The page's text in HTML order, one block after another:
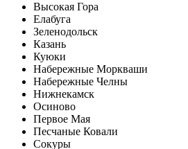
Высокая Гора
Елабуга
Зеленодольск
Казань
Куюки
Набережные Моркваши
Набережные Челны
Нижнекамск
Осиново
Первое Мая
Песчаные Ковали
Сокуры